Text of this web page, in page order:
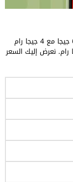
يبدأ سعر ريدمي A7 برو من 149 دولار لنسخة 64 جيجا مع 4 جيجا رام
دولار لنسخة 128 جيجا مع 4 جيجا رام. نعرض إليك السعر